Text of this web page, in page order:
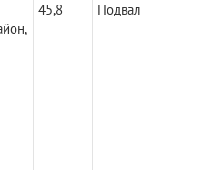
45,8 Подвал